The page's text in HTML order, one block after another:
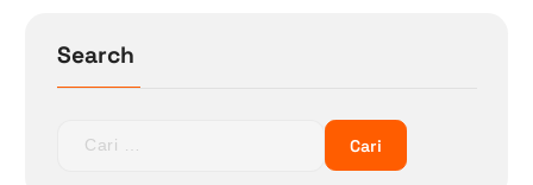
Search